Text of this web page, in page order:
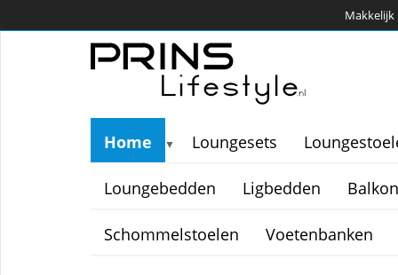
Makkelijk
Home ▼ Loungesets
Loungebedden Ligbedden
Schommelstoelen Voetenbanken